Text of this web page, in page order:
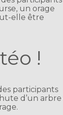
un orage
elle être
!
participants
d’un arbre